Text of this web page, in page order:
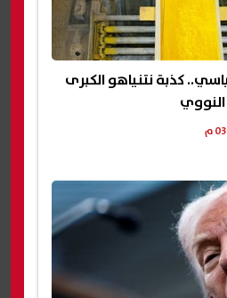
كذبة نتنياهو الكبرى